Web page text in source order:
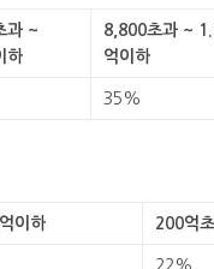
과 ~
하
8,800초과 ~
억이하
35%
이하 200억